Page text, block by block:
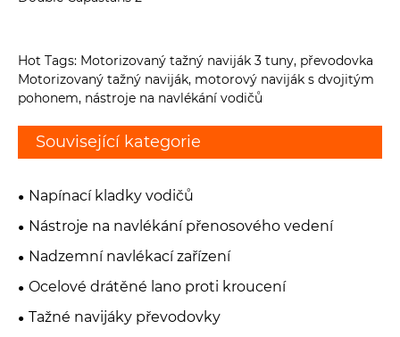
Hot Tags: Motorizovaný tažný naviják 3 tuny, převodovka
Motorizovaný tažný naviják, motorový naviják s dvojitým
pohonem, nástroje na navlékání vodičů
Související kategorie
Napínací kladky vodičů
Nástroje na navlékání přenosového vedení
Nadzemní navlékací zařízení
Ocelové drátěné lano proti kroucení
Tažné navijáky převodovky